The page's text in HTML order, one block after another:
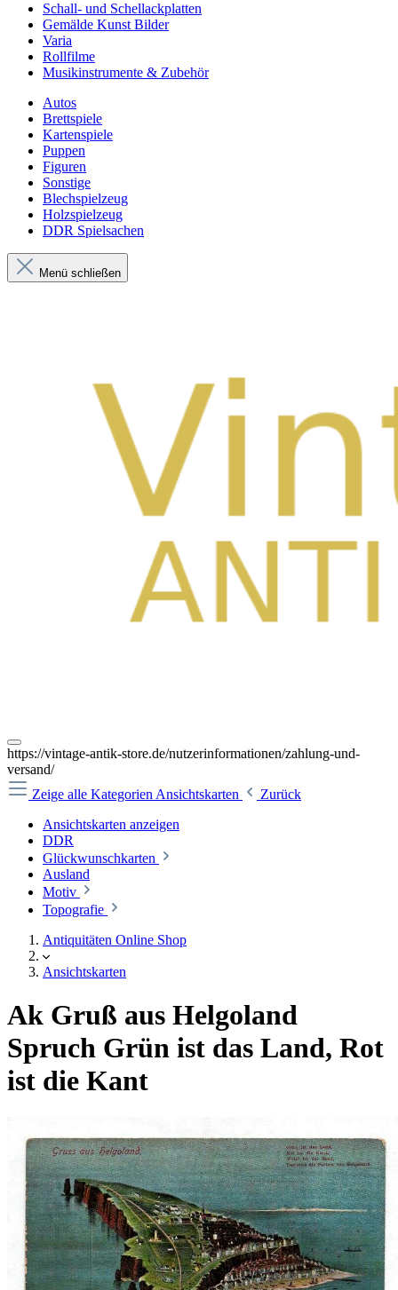
Schall- und Schellackplatten
Gemälde Kunst Bilder
Varia
Rollfilme
Musikinstrumente & Zubehör
Autos
Brettspiele
Kartenspiele
Puppen
Figuren
Sonstige
Blechspielzeug
Holzspielzeug
DDR Spielsachen
Menü schließen
https://vintage-antik-store.de/nutzerinformationen/zahlung-und-
versand/
Zeige alle Kategorien Ansichtskarten
Zurück
Ansichtskarten anzeigen
DDR
Glückwunschkarten
Ausland
Motiv
Topografie
Antiquitäten Online Shop
Ansichtskarten
Ak Gruß aus Helgoland
Spruch Grün ist das Land, Rot
ist die Kant